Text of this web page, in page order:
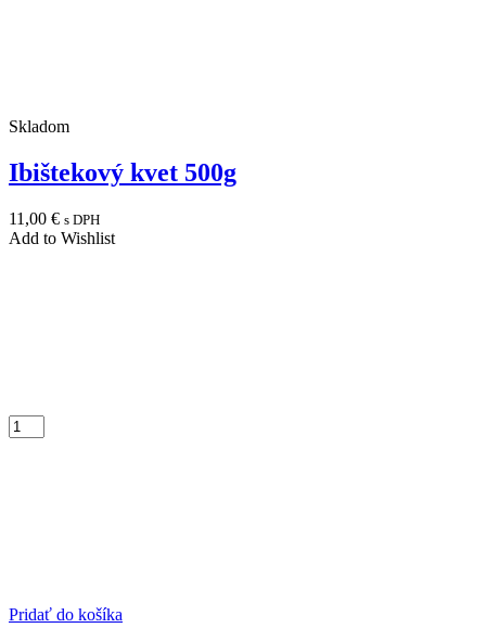
Skladom
Ibištekový kvet 500g
11,00 € s DPH
Add to Wishlist
Pridať do košíka